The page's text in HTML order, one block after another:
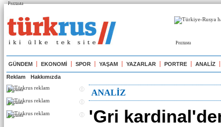
Реклама
Реклама
GÜNDEM EKONOMİ SPOR YAŞAM YAZARLAR PORTRE ANALİZ
Reklam Hakkımızda
Реклама
Реклама
Реклама
ANALİZ
'Gri